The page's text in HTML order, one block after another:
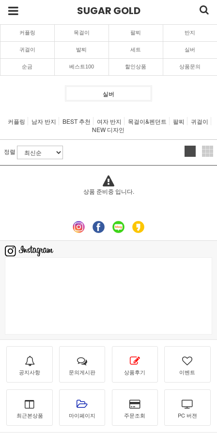
SUGAR GOLD
커플링 목걸이 팔찌 반지
귀걸이 발찌 세트 실버
순금 베스트100 할인상품 상품문의
실버
커플링 남자 반지 BEST 추천 여자 반지 목걸이&펜던트 팔찌
귀걸이
NEW 디자인
정렬
상품 준비중 입니다.
공지사항 문의게시판 상품후기 이벤트
최근본상품 마이페이지 주문조회 PC 버젼